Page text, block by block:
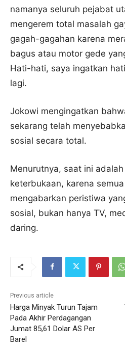
namanya seluruh pejabat
mengerem total masalah
gagah-gagahan karena
bagus atau motor gede
Hati-hati, saya ingatkan
lagi.
Jokowi mengingatkan
sekarang telah
sosial secara total.
Menurutnya, saat ini
keterbukaan, karena
mengabarkan peristiwa
sosial, bukan hanya TV,
daring.
Previous article
Harga Minyak Turun Tajam
Pada Akhir Perdagangan
Jumat 85,61 Dolar AS Per
Barel